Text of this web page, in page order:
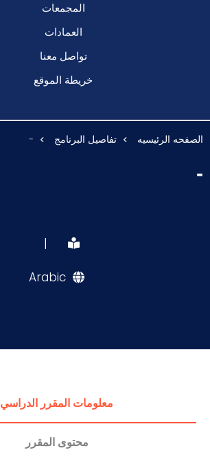
المجمعات
العمادات
تواصل معنا
خريطة الموقع
الصفحه الرئيسيه تفاصيل البرنامج -
-
|
Arabic
معلومات المقرر الدراسي
محتوى المقرر